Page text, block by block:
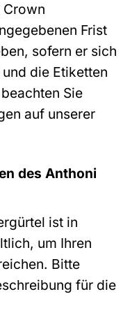
Crown
Frist
sofern er sich
die Etiketten
Sie
auf unserer
des Anthoni
ist in
um Ihren
Bitte
für die